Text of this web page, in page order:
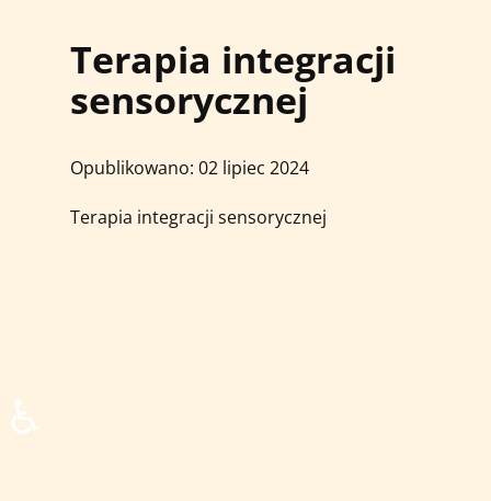
Terapia integracji
sensorycznej
Opublikowano: 02 lipiec 2024
Terapia integracji sensorycznej